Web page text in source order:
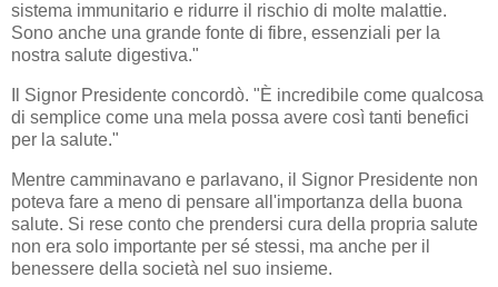
sistema immunitario e ridurre il rischio di molte malattie.
Sono anche una grande fonte di fibre, essenziali per la
nostra salute digestiva."
Il Signor Presidente concordò. "È incredibile come qualcosa
di semplice come una mela possa avere così tanti benefici
per la salute."
Mentre camminavano e parlavano, il Signor Presidente non
poteva fare a meno di pensare all'importanza della buona
salute. Si rese conto che prendersi cura della propria salute
non era solo importante per sé stessi, ma anche per il
benessere della società nel suo insieme.